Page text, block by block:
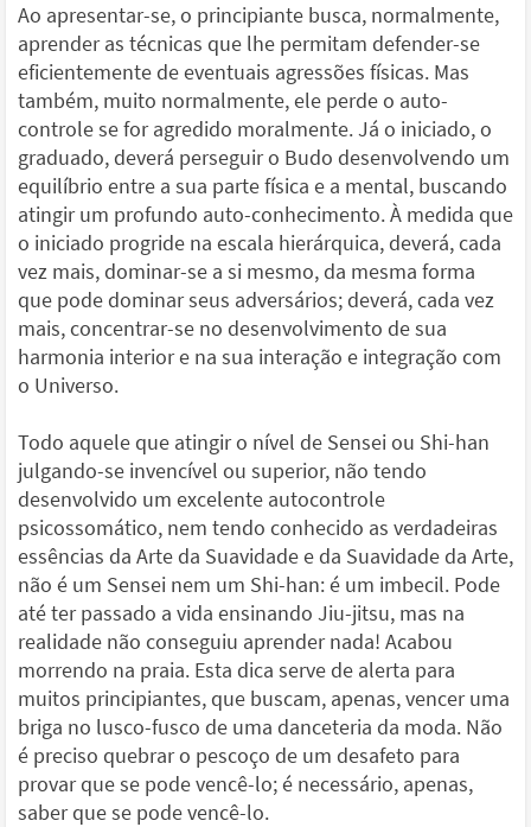
Ao apresentar-se, o principiante busca, normalmente,
aprender as técnicas que lhe permitam defender-se
eficientemente de eventuais agressões físicas. Mas
também, muito normalmente, ele perde o auto-
controle se for agredido moralmente. Já o iniciado, o
graduado, deverá perseguir o Budo desenvolvendo um
equilíbrio entre a sua parte física e a mental, buscando
atingir um profundo auto-conhecimento. À medida que
o iniciado progride na escala hierárquica, deverá, cada
vez mais, dominar-se a si mesmo, da mesma forma
que pode dominar seus adversários; deverá, cada vez
mais, concentrar-se no desenvolvimento de sua
harmonia interior e na sua interação e integração com
o Universo.
Todo aquele que atingir o nível de Sensei ou Shi-han
julgando-se invencível ou superior, não tendo
desenvolvido um excelente autocontrole
psicossomático, nem tendo conhecido as verdadeiras
essências da Arte da Suavidade e da Suavidade da Arte,
não é um Sensei nem um Shi-han: é um imbecil. Pode
até ter passado a vida ensinando Jiu-jitsu, mas na
realidade não conseguiu aprender nada! Acabou
morrendo na praia. Esta dica serve de alerta para
muitos principiantes, que buscam, apenas, vencer uma
briga no lusco-fusco de uma danceteria da moda. Não
é preciso quebrar o pescoço de um desafeto para
provar que se pode vencê-lo; é necessário, apenas,
saber que se pode vencê-lo.